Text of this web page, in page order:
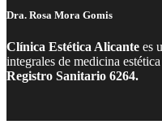
Dra. Rosa Mora Gomis
Clínica Estética Alicante es
integrales de medicina
Registro Sanitario 6264.